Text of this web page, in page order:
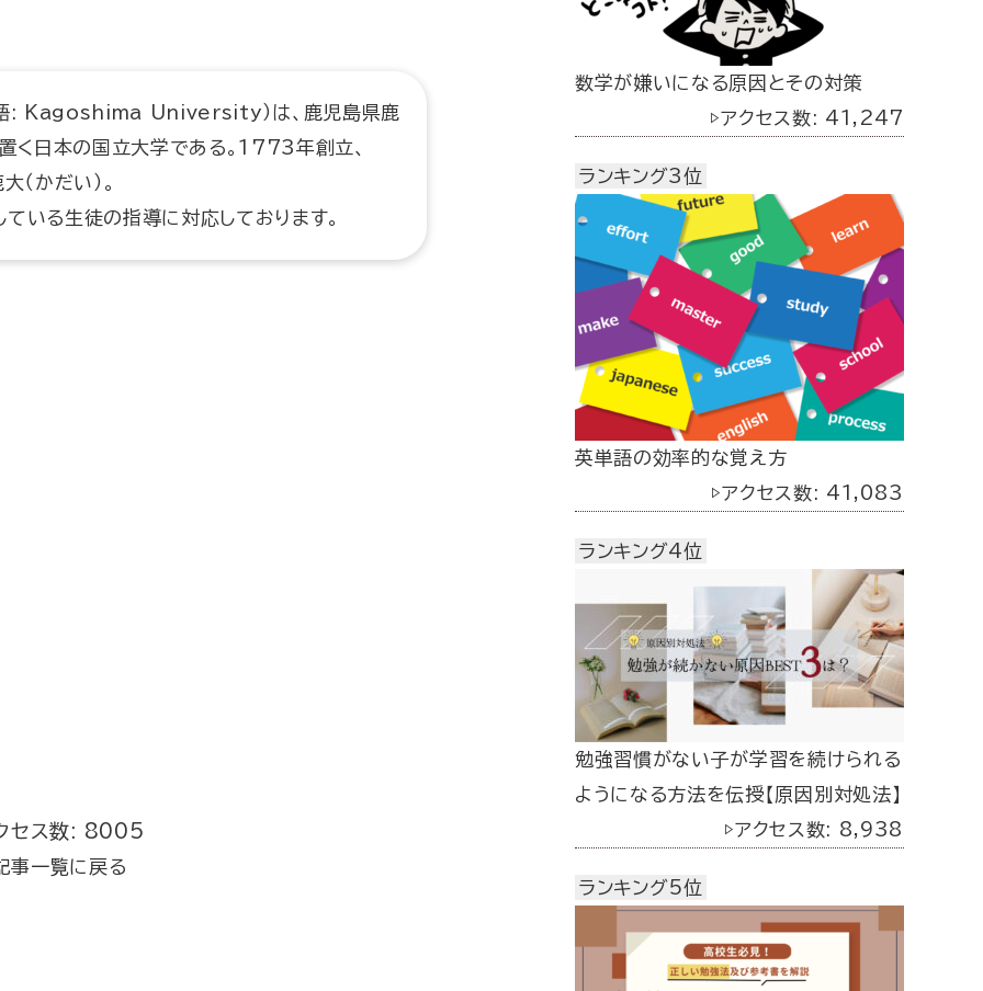
語: Kagoshima University）は、鹿児島県鹿
日本の国立大学である。1773年創立、
かだい）。
いる生徒の指導に対応しております。
セス数: 8005
事一覧に戻る
数学が嫌いになる原因とその対策
▷アクセス数: 41,247
ランキング3位
英単語の効率的な覚え方
▷アクセス数: 41,083
ランキング4位
勉強習慣がない子が学習を続けられる
ようになる方法を伝授【原因別対処法】
▷アクセス数: 8,938
ランキング5位